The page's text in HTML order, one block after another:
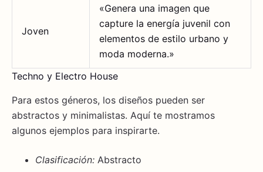
Joven
«Genera una imagen que
capture la energía juvenil con
elementos de estilo urbano y
moda moderna.»
Techno y Electro House
Para estos géneros, los diseños pueden ser
abstractos y minimalistas. Aquí te mostramos
algunos ejemplos para inspirarte.
Clasificación: Abstracto